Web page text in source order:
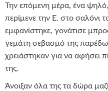
Την επόμενη μέρα, ένα
περίμενε την Ε. στο σαλόνι
εμφανίστηκε, γονάτισε
γεμάτη σεβασμό της
χρειάστηκαν για να αφήσει
της.
Άνοιξαν όλα της τα δώρα